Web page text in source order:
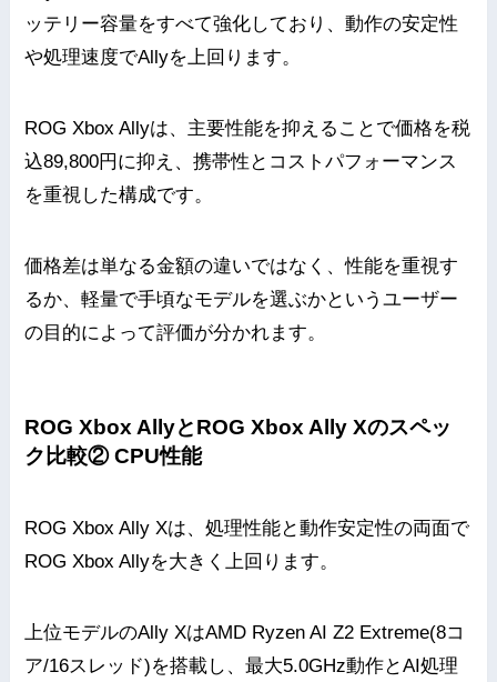
ッテリー容量をすべて強化しており、動作の安定性
や処理速度でAllyを上回ります。
ROG Xbox Allyは、主要性能を抑えることで価格を税
込89,800円に抑え、携帯性とコストパフォーマンス
を重視した構成です。
価格差は単なる金額の違いではなく、性能を重視す
るか、軽量で手頃なモデルを選ぶかというユーザー
の目的によって評価が分かれます。
ROG Xbox AllyとROG Xbox Ally Xのスペッ
ク比較② CPU性能
ROG Xbox Ally Xは、処理性能と動作安定性の両面で
ROG Xbox Allyを大きく上回ります。
上位モデルのAlly XはAMD Ryzen AI Z2 Extreme(8コ
ア/16スレッド)を搭載し、最大5.0GHz動作とAI処理